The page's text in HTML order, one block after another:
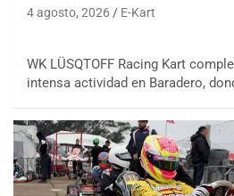
4 agosto, 2026 E-Kart
WK LÜSQTOFF Racing Kart
intensa actividad en Baradero,